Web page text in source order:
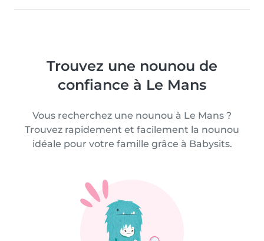
Trouvez une nounou de
confiance à Le Mans
Vous recherchez une nounou à Le Mans ?
Trouvez rapidement et facilement la nounou
idéale pour votre famille grâce à Babysits.